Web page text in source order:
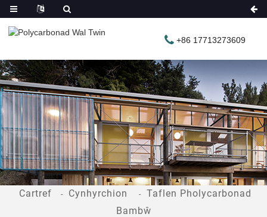
+86 17713273609
Cartref Cynhyrchion
Taflen Pholycarbonad
Bambŵ